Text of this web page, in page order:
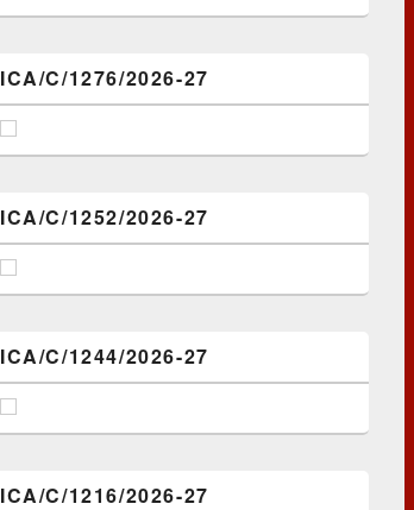
ICA/C/1276/2026-27
ICA/C/1252/2026-27
ICA/C/1244/2026-27
ICA/C/1216/2026-27